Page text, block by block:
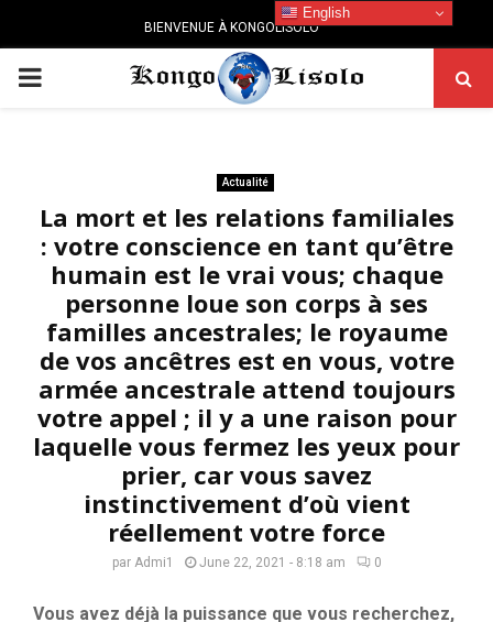
BIENVENUE À KONGOLISOLO
PRIMARY
Actualité
La mort et les relations familiales
: votre conscience en tant qu’être
humain est le vrai vous; chaque
personne loue son corps à ses
familles ancestrales; le royaume
de vos ancêtres est en vous, votre
armée ancestrale attend toujours
votre appel ; il y a une raison pour
laquelle vous fermez les yeux pour
prier, car vous savez
instinctivement d’où vient
réellement votre force
par Admi1 June 22, 2021 - 8:18 am 0
Vous avez déjà la puissance que vous recherchez,
English